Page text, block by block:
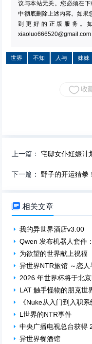
议与本站无关。您必须在
中彻底删除上述内容。如果
到更好的正版服务。
xiaoluo666520@gmail.com
世界 不知 人与 妹妹
上一篇：宅邸女仆妊娠计
下一篇： 野子的开运猜拳
 相关文章
我的异世界酒店v3.00
Qwen 发布机器人套件
为欲望的世界献上祝福
异世界NTR旅馆 ～恋
2026 年世界杯将于北
LAT 触手怪物的朋克世
《Nuke从入门到入职
L世界的NTR事件
中央广播电视总台获得
异世界餐酒馆